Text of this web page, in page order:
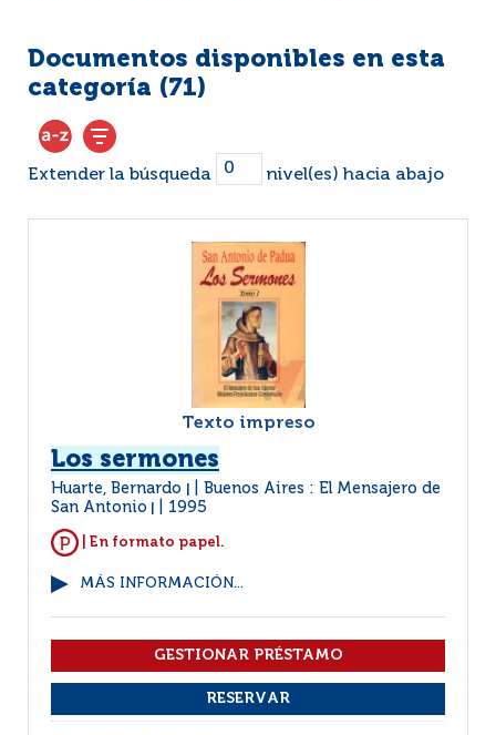
Documentos disponibles en esta
categoría (71)
Extender la búsqueda nivel(es) hacia abajo
Texto impreso
Los sermones
Huarte, Bernardo
Buenos Aires : El Mensajero de
San Antonio
1995
| En formato papel.
MÁS INFORMACIÓN...